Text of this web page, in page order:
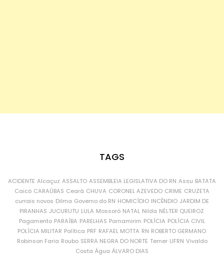
TAGS
ACIDENTE Alcaçuz ASSALTO ASSEMBLEIA LEGISLATIVA DO RN Assu BATATA
Caicó CARAÚBAS Ceará CHUVA CORONEL AZEVEDO CRIME CRUZETA
currais novos Dilma Governo do RN HOMICÍDIO INCÊNDIO JARDIM DE
PIRANHAS JUCURUTU LULA Mossoró NATAL Nilda NÉLTER QUEIROZ
Pagamento PARAÍBA PARELHAS Parnamirim POLÍCIA POLÍCIA CIVIL
POLÍCIA MILITAR Política PRF RAFAEL MOTTA RN ROBERTO GERMANO
Robinson Faria Roubo SERRA NEGRA DO NORTE Temer UFRN Vivaldo
Costa Água ÁLVARO DIAS